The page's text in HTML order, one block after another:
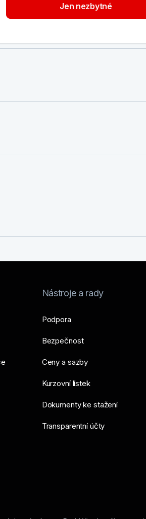
Nástroje a rady
Podpora
Bezpečnost
Ceny a sazby
Kurzovní lístek
Dokumenty ke stažení
Transparentní účty
Jen nezbytné